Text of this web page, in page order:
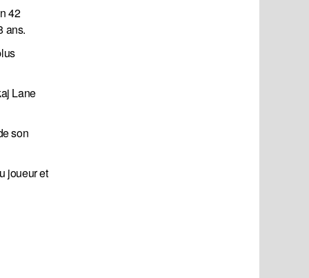
42
ans.
Lane
son
joueur et